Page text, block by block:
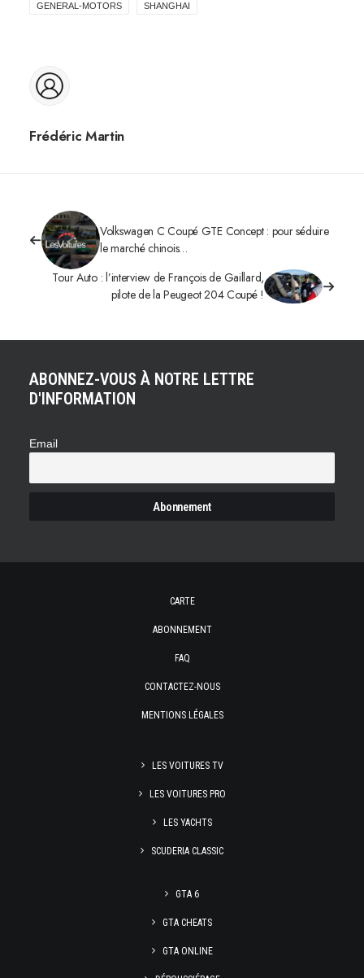
GENERAL-MOTORS SHANGHAI
Frédéric Martin
Volkswagen C Coupé GTE Concept : pour séduire
le marché chinois…
Tour Auto : l’interview de François de Gaillard,
pilote de la Peugeot 204 Coupé !
ABONNEZ-VOUS À NOTRE LETTRE
D'INFORMATION
Email
CARTE
ABONNEMENT
FAQ
CONTACTEZ-NOUS
MENTIONS LÉGALES
LES VOITURES TV
LES VOITURES PRO
LES YACHTS
SCUDERIA CLASSIC
GTA 6
GTA CHEATS
GTA ONLINE